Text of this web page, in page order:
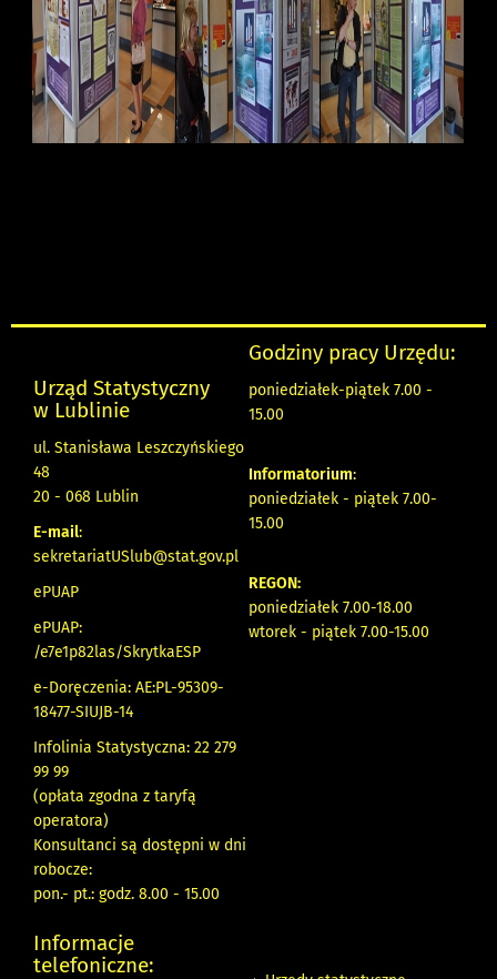
Urząd Statystyczny
w Lublinie
ul. Stanisława Leszczyńskiego
48
20 - 068 Lublin
E-mail:
sekretariatUSlub@stat.gov.pl
ePUAP
ePUAP:
/e7e1p82las/SkrytkaESP
e-Doręczenia: AE:PL-95309-
18477-SIUJB-14
Infolinia Statystyczna: 22 279
99 99
(opłata zgodna z taryfą
operatora)
Konsultanci są dostępni w dni
robocze:
pon.- pt.: godz. 8.00 - 15.00
Godziny pracy Urzędu:
poniedziałek-piątek 7.00 -
15.00
Informatorium:
poniedziałek - piątek 7.00-
15.00
REGON:
poniedziałek 7.00-18.00
wtorek - piątek 7.00-15.00
Informacje
telefoniczne: